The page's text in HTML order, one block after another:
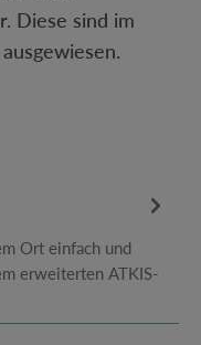
Diese sind im
Ort einfach und
erweiterten ATKIS-